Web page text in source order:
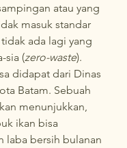
atau yang
masuk standar
ada lagi yang
sia (zero-waste).
didapat dari Dinas
Batam. Sebuah
menunjukkan,
ikan bisa
laba bersih bulanan